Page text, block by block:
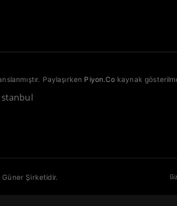
Paylaşırken Piyon.Cokaynak
Şirketidir.